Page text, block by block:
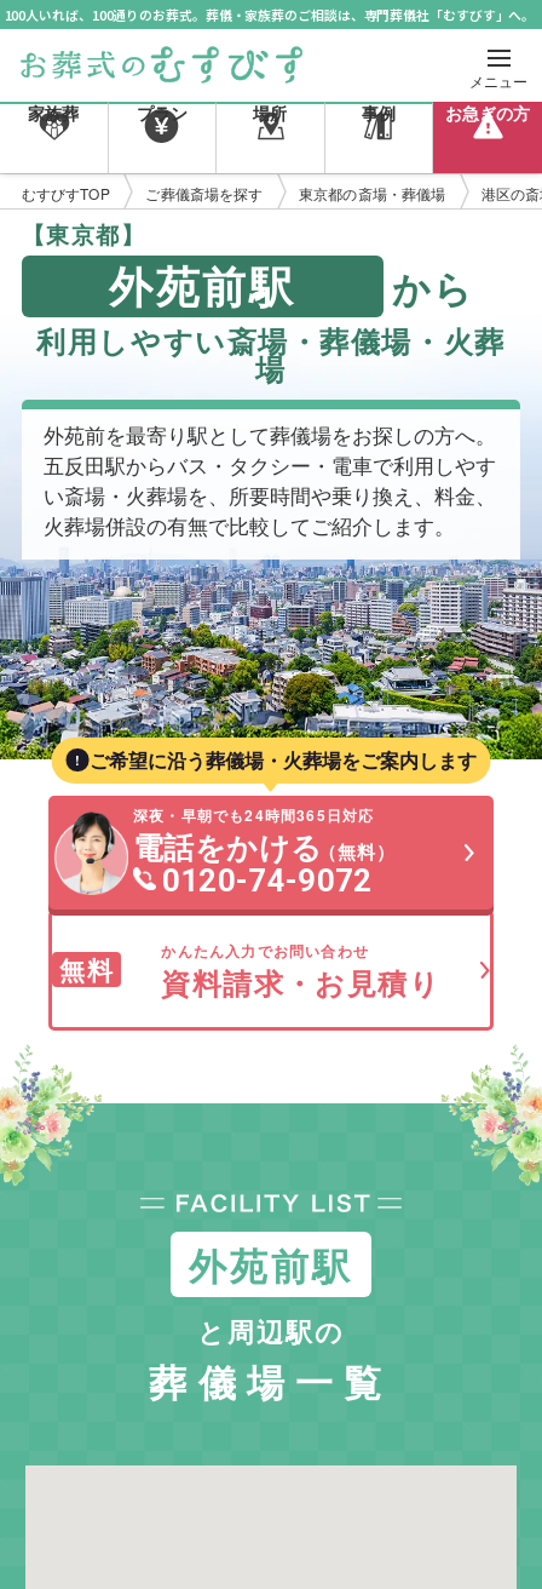
100人いれば、100通りのお葬式。葬儀・家族葬のご相談は、専門葬儀社「むすびす」へ。
メニュー
家族葬 プラン 場所 事例 お急ぎの方
むすびすTOP ご葬儀斎場を探す 東京都の斎場・葬儀場 港区の
【東京都】
外苑前駅 から
利用しやすい斎場・葬儀場・火葬
場
外苑前を最寄り駅として葬儀場をお探しの方へ。
五反田駅からバス・タクシー・電車で利用しやす
い斎場・火葬場を、所要時間や乗り換え、料金、
火葬場併設の有無で比較してご紹介します。
ご希望に沿う葬儀場・火葬場をご案内します
深夜・早朝でも24時間365日対応
電話をかける（無料）
0120-74-9072
無料
かんたん入力でお問い合わせ
資料請求・お見積り
外苑前駅
と周辺駅の
葬儀場一覧